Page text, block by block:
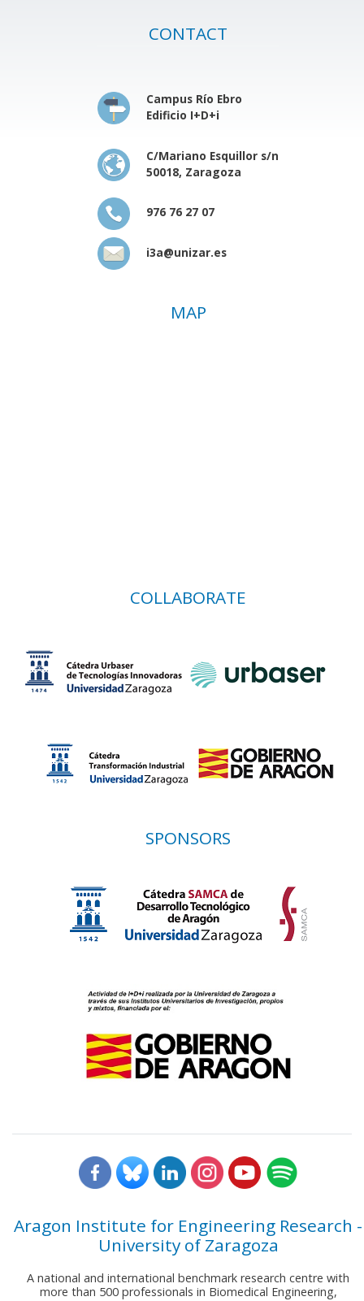
CONTACT
Campus Río Ebro
Edificio I+D+i
C/Mariano Esquillor s/n
50018, Zaragoza
976 76 27 07
i3a@unizar.es
MAP
COLLABORATE
SPONSORS
Aragon Institute for Engineering Research -
University of Zaragoza
A national and international benchmark research centre with
more than 500 professionals in Biomedical Engineering,